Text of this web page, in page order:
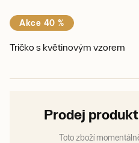
Akce 40 %
Tričko s květinovým vzorem
Prodej
Toto zboží